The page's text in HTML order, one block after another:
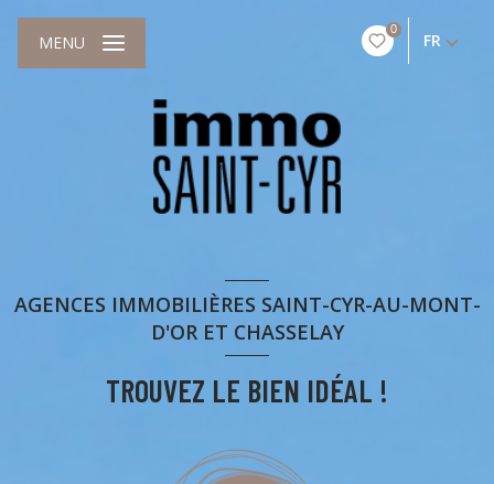
0
FR
MENU
AGENCES IMMOBILIÈRES SAINT-CYR-AU-MONT-
D'OR ET CHASSELAY
TROUVEZ LE BIEN IDÉAL !